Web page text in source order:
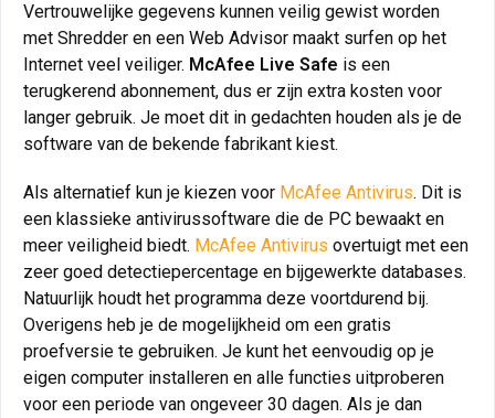
Vertrouwelijke gegevens kunnen veilig gewist worden
met Shredder en een Web Advisor maakt surfen op het
Internet veel veiliger. McAfee Live Safe is een
terugkerend abonnement, dus er zijn extra kosten voor
langer gebruik. Je moet dit in gedachten houden als je de
software van de bekende fabrikant kiest.
Als alternatief kun je kiezen voor McAfee Antivirus. Dit is
een klassieke antivirussoftware die de PC bewaakt en
meer veiligheid biedt. McAfee Antivirus overtuigt met een
zeer goed detectiepercentage en bijgewerkte databases.
Natuurlijk houdt het programma deze voortdurend bij.
Overigens heb je de mogelijkheid om een gratis
proefversie te gebruiken. Je kunt het eenvoudig op je
eigen computer installeren en alle functies uitproberen
voor een periode van ongeveer 30 dagen. Als je dan